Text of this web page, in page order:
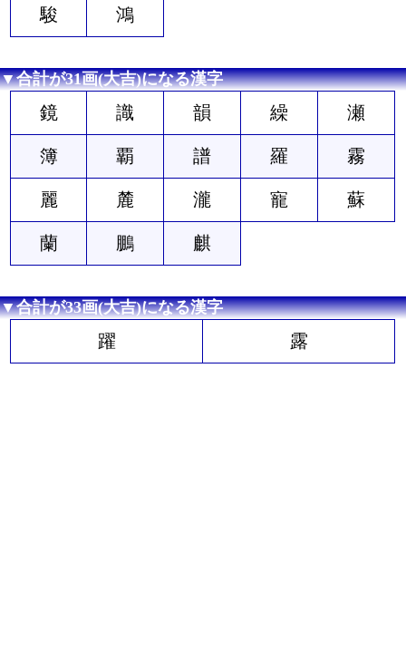
駿 鴻
▼合計が31画(大吉)になる漢字
鏡 識 韻 繰 瀬
簿 覇 譜 羅 霧
麗 麓 瀧 寵 蘇
蘭 鵬 麒
▼合計が33画(大吉)になる漢字
躍 露